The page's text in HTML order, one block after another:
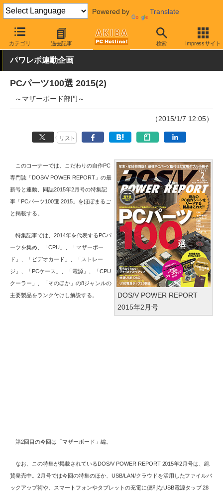
Powered by Translate
カテゴリ 過去記事 検索 Impressサイト
AKIBA PC Hotline! PCパーツ マザーボード ASRock
パワレポ連動企画
PCパーツ100選 2015(2)
～マザーボード部門～
（2015/1/7 12:05）
リスト
DOS/V POWER REPORT
2015年2月号
このコーナーでは、こだわりの自作PC
専門誌「DOS/V POWER REPORT」の最
新号と連動、同誌2015年2月号の特集記
事「PCパーツ100選 2015」をほぼまるご
と掲載する。
特集記事では、2014年を代表するPCパ
ーツを集め、「CPU」、「マザーボー
ド」、「ビデオカード」、「ストレー
ジ」、「PCケース」、「電源」、「CPU
クーラー」、「そのほか」の8ジャンルの
主要製品をランク付けし解説する。
第2回目の今回は「マザーボード」編。
なお、この特集が掲載されているDOS/V POWER REPORT 2015年2月号は、絶
賛発売中。2月号では今回の特集のほか、USB/LAN/クラウドを活用したファイルバ
ックアップ術や、スマートフォンやタブレットの充電に便利なUSB電源タップ 28